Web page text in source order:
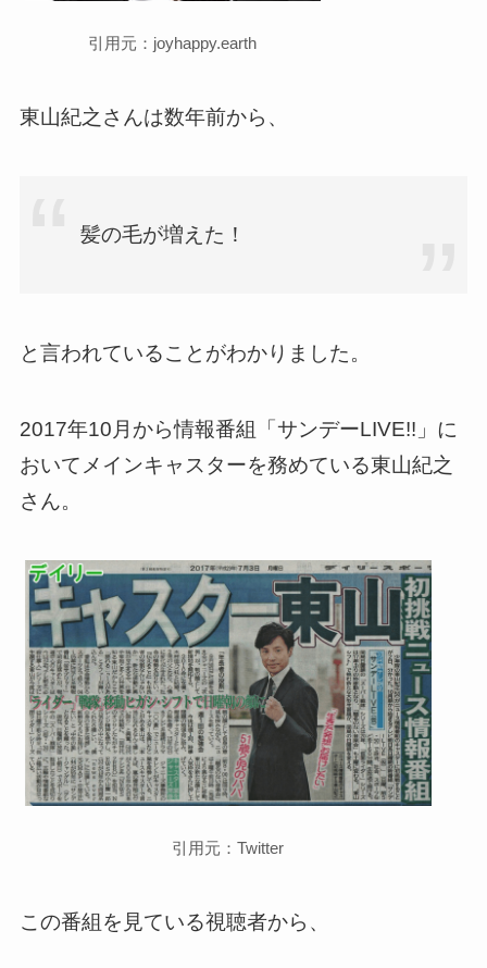
引用元：joyhappy.earth
東山紀之さんは数年前から、
髪の毛が増えた！
と言われていることがわかりました。
2017年10月から情報番組「サンデーLIVE!!」に
おいてメインキャスターを務めている東山紀之
さん。
引用元：Twitter
この番組を見ている視聴者から、